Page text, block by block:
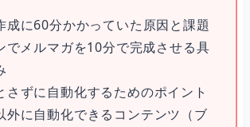
入る「自動メルマガ」の仕組み
成に60分かかっていた原因と課題
でメルマガを10分で完成させる具
さずに自動化するためのポイント
外に自動化できるコンテンツ（ブ